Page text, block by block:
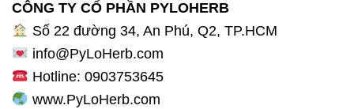
CÔNG TY CỔ PHẦN PYLOHERB
Số 22 đường 34, An Phú, Q2, TP.HCM
info@PyLoHerb.com
Hotline: 0903753645
www.PyLoHerb.com